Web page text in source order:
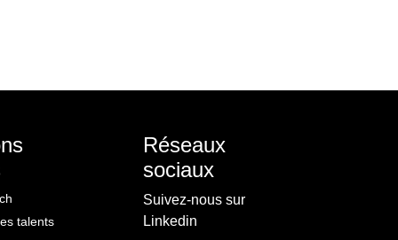
talents
Réseaux
sociaux
Suivez-nous sur
Linkedin